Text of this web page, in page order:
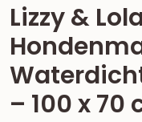
Lizzy &
– 100 x